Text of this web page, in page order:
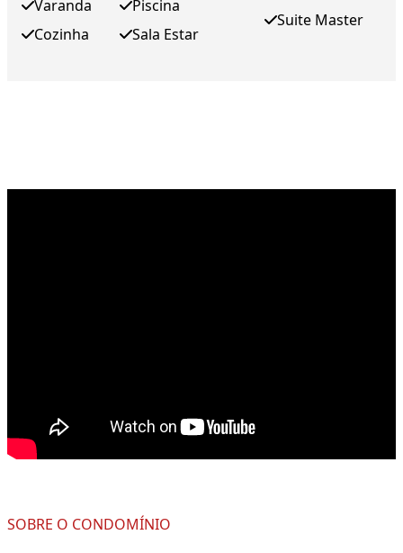
Varanda
Cozinha
Piscina
Sala Estar
Suite Master
SOBRE O CONDOMÍNIO